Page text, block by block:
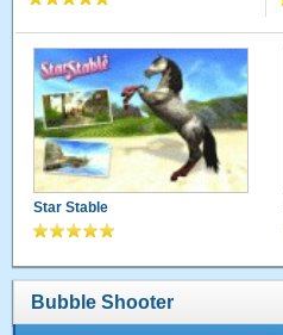
Star Stable
Bubble Shooter